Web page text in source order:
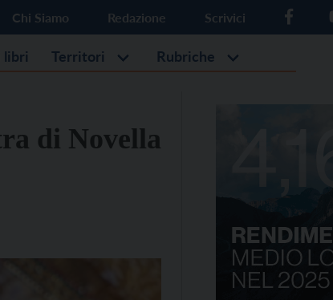
Chi Siamo Redazione Scrivici
libri Territori Rubriche
di Novella